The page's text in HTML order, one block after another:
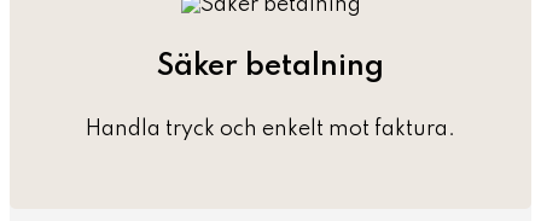
Säker betalning
Handla tryck och enkelt mot faktura.